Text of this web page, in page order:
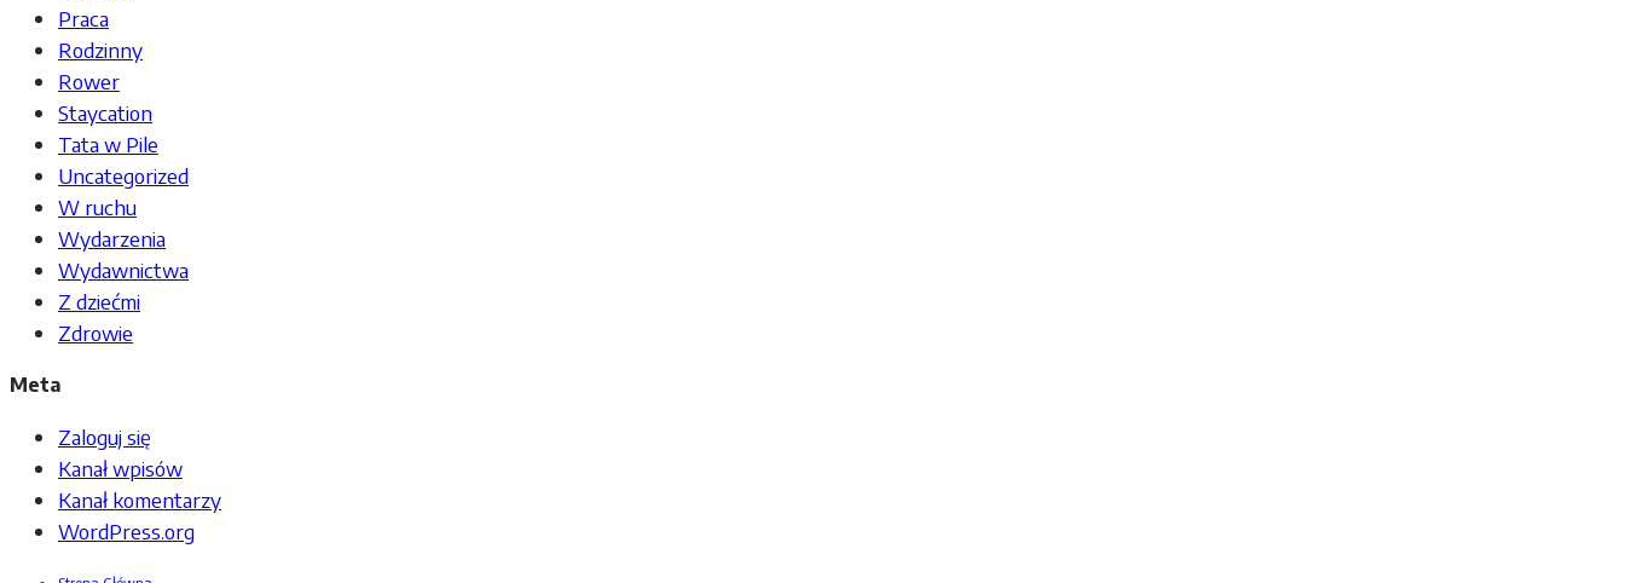
Praca
Rodzinny
Rower
Staycation
Tata w Pile
Uncategorized
W ruchu
Wydarzenia
Wydawnictwa
Z dziećmi
Zdrowie
Meta
Zaloguj się
Kanał wpisów
Kanał komentarzy
WordPress.org